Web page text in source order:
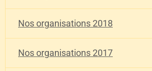
Nos organisations 2018
Nos organisations 2017